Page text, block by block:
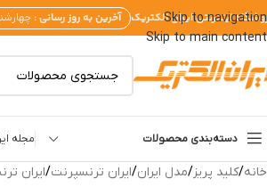
Skip to navigation
Skip to main content
اینترنتی ایران الکتریک آخرین به روز رسانی : چهارشنبه ۱۴
دسته‌بندی محصولات مجله
خانه/کلید پریز/مدل ایران/ایران ترنسپرنت/ایران